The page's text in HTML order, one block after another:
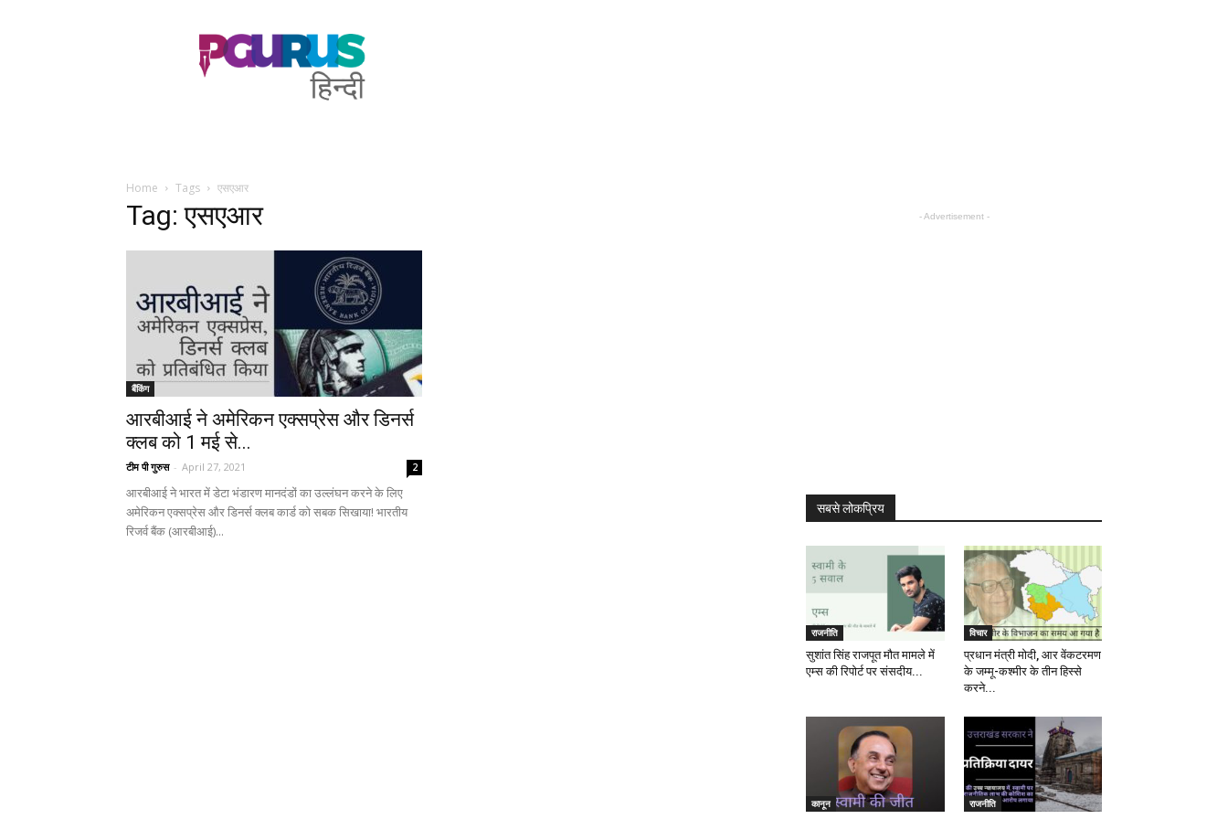
PGurus
Hindi
Home Tags एसएआर
Tag: एसएआर
बैंकिंग
आरबीआई ने अमेरिकन एक्सप्रेस और डिनर्स
क्लब को 1 मई से...
टीम पी गुरुस - April 27, 2021 2
आरबीआई ने भारत में डेटा भंडारण मानदंडों का उल्लंघन करने के लिए
अमेरिकन एक्सप्रेस और डिनर्स क्लब कार्ड को सबक सिखाया! भारतीय
रिजर्व बैंक (आरबीआई)...
- Advertisement -
सबसे लोकप्रिय
राजनीति
सुशांत सिंह राजपूत मौत मामले में
एम्स की रिपोर्ट पर संसदीय...
विचार
प्रधान मंत्री मोदी, आर वेंकटरमण
के जम्मू-कश्मीर के तीन हिस्से
करने...
कानून राजनीति